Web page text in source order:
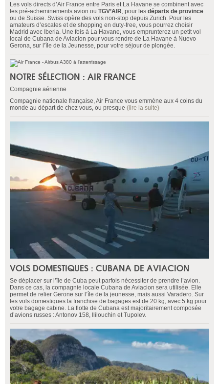
Les vols directs d’Air France entre Paris et La Havane se combinent avec
les pré-acheminements avion ou TGV’AIR, pour les départs de province
ou de Suisse. Swiss opère des vols non-stop depuis Zurich. Pour les
amateurs d’escales et de shopping en duty-free, vous pourrez choisir
Madrid avec Iberia. Une fois à La Havane, vous emprunterez un petit vol
local de Cubana de Aviacion pour vous rendre de La Havane à Nuevo
Gerona, sur l’île de la Jeunesse, pour votre séjour de plongée.
NOTRE SÉLECTION : AIR FRANCE
Compagnie aérienne
Compagnie nationale française, Air France vous emmène aux 4 coins du
monde au départ de chez vous, ou presque (lire la suite)
VOLS DOMESTIQUES : CUBANA DE AVIACION
Se déplacer sur l’île de Cuba peut parfois nécessiter de prendre l’avion.
Dans ce cas, la compagnie locale Cubana de Aviacion sera utilisée. Elle
permet de relier Gerone sur l’île de la jeunesse, mais aussi Varadero. Sur
les vols domestiques la franchise de bagages est de 20 kg, avec 5 kg pour
votre bagage cabine. La flotte de Cubana est majoritairement composée
d’avions russes : Antonov 158, Ililouchin et Tupolev.